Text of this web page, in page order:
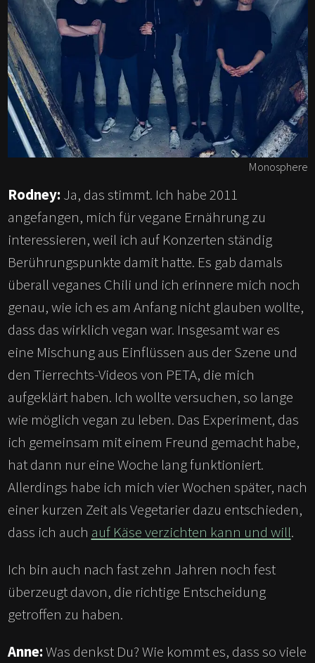
Monosphere
Rodney: Ja, das stimmt. Ich habe 2011
angefangen, mich für vegane Ernährung zu
interessieren, weil ich auf Konzerten ständig
Berührungspunkte damit hatte. Es gab damals
überall veganes Chili und ich erinnere mich noch
genau, wie ich es am Anfang nicht glauben wollte,
dass das wirklich vegan war. Insgesamt war es
eine Mischung aus Einflüssen aus der Szene und
den Tierrechts-Videos von PETA, die mich
aufgeklärt haben. Ich wollte versuchen, so lange
wie möglich vegan zu leben. Das Experiment, das
ich gemeinsam mit einem Freund gemacht habe,
hat dann nur eine Woche lang funktioniert.
Allerdings habe ich mich vier Wochen später, nach
einer kurzen Zeit als Vegetarier dazu entschieden,
dass ich auch auf Käse verzichten kann und will.
Ich bin auch nach fast zehn Jahren noch fest
überzeugt davon, die richtige Entscheidung
getroffen zu haben.
Anne:Was denkst Du? Wie kommt es, dass so viele